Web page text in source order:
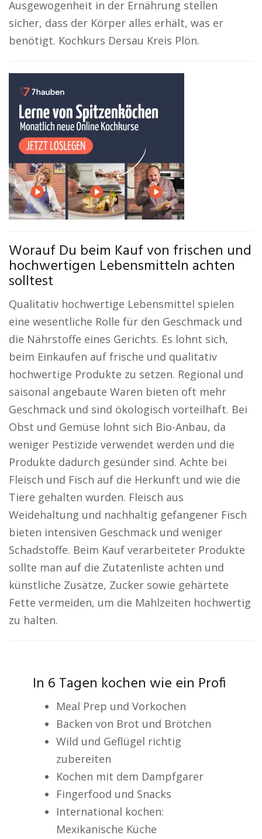
Ausgewogenheit in der Ernährung stellen
sicher, dass der Körper alles erhält, was er
benötigt. Kochkurs Dersau Kreis Plön.
Worauf Du beim Kauf von frischen und
hochwertigen Lebensmitteln achten
solltest
Qualitativ hochwertige Lebensmittel spielen
eine wesentliche Rolle für den Geschmack und
die Nährstoffe eines Gerichts. Es lohnt sich,
beim Einkaufen auf frische und qualitativ
hochwertige Produkte zu setzen. Regional und
saisonal angebaute Waren bieten oft mehr
Geschmack und sind ökologisch vorteilhaft. Bei
Obst und Gemüse lohnt sich Bio-Anbau, da
weniger Pestizide verwendet werden und die
Produkte dadurch gesünder sind. Achte bei
Fleisch und Fisch auf die Herkunft und wie die
Tiere gehalten wurden. Fleisch aus
Weidehaltung und nachhaltig gefangener Fisch
bieten intensiven Geschmack und weniger
Schadstoffe. Beim Kauf verarbeiteter Produkte
sollte man auf die Zutatenliste achten und
künstliche Zusätze, Zucker sowie gehärtete
Fette vermeiden, um die Mahlzeiten hochwertig
zu halten.
In 6 Tagen kochen wie ein Profi
Meal Prep und Vorkochen
Backen von Brot und Brötchen
Wild und Geflügel richtig
zubereiten
Kochen mit dem Dampfgarer
Fingerfood und Snacks
International kochen:
Mexikanische Küche